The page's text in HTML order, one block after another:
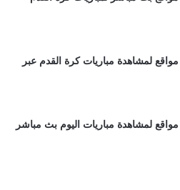
أفضل ١٠ مواقع لمشاهدة مباريات كرة القدم عبر